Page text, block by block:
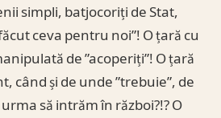
simpli, batjocoriți de Stat,
ceva pentru noi”! O țară cu
de ”acoperiți”! O țară
și de unde ”trebuie”, de
să intrăm în război?!? O